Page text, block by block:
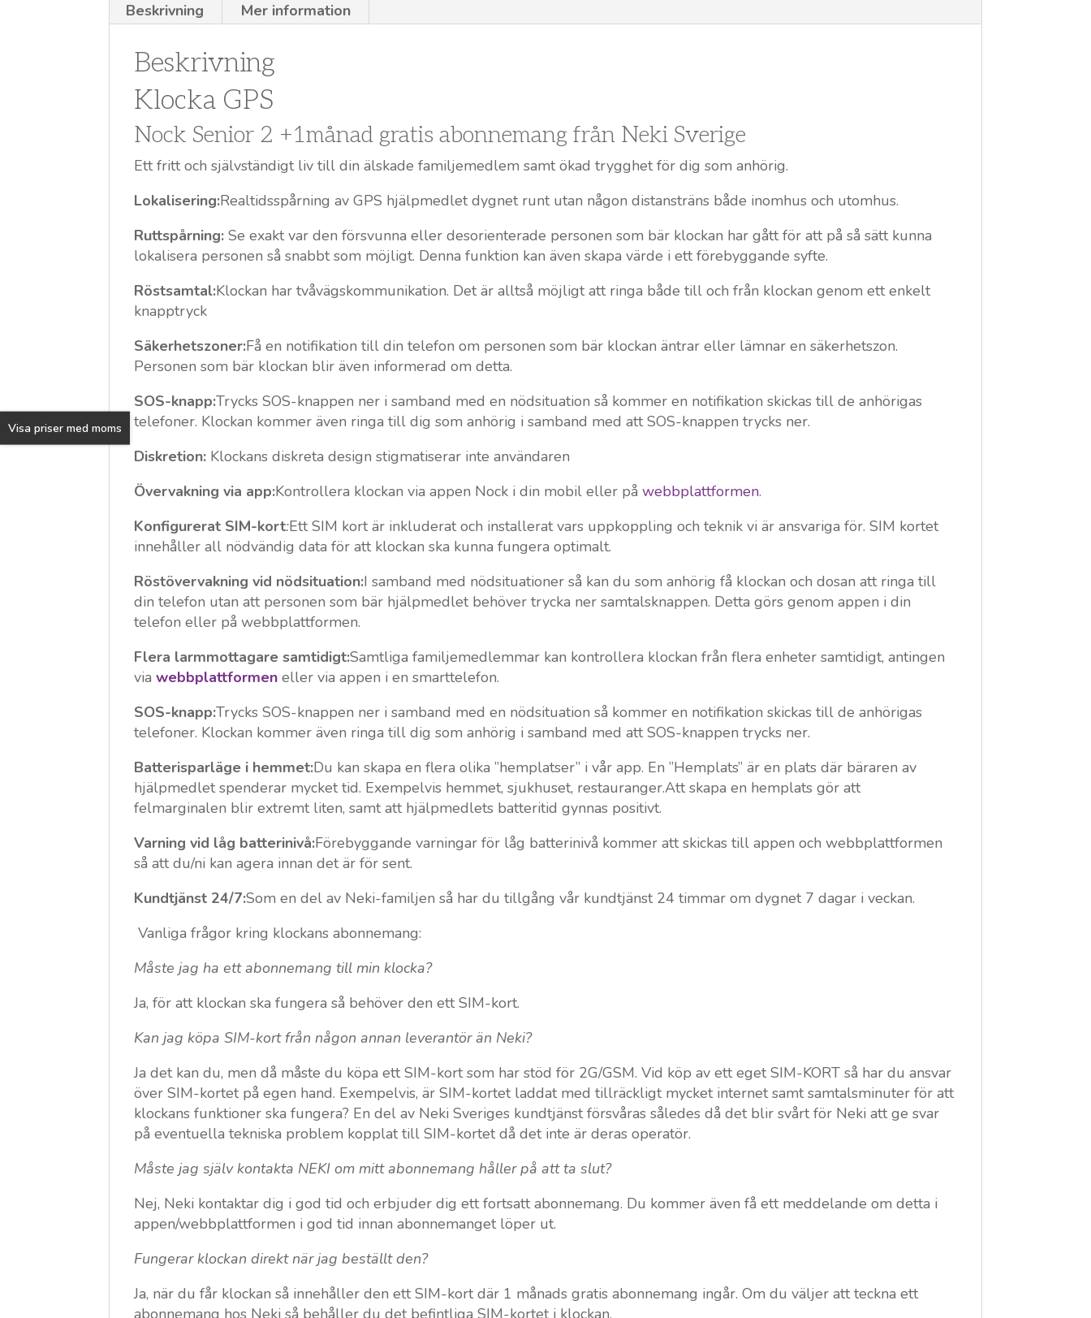
Beskrivning Mer information
Beskrivning
Klocka GPS
Nock Senior 2 +1månad gratis abonnemang från Neki Sverige
Ett fritt och självständigt liv till din älskade familjemedlem samt ökad trygghet för dig som anhörig.
Lokalisering:Realtidsspårning av GPS hjälpmedlet dygnet runt utan någon distansträns både inomhus och utomhus.
Ruttspårning:Se exakt var den försvunna eller desorienterade personen som bär klockan har gått för att på så sätt kunna
lokalisera personen så snabbt som möjligt. Denna funktion kan även skapa värde i ett förebyggande syfte.
Röstsamtal:Klockan har tvåvägskommunikation. Det är alltså möjligt att ringa både till och från klockan genom ett enkelt
knapptryck
Säkerhetszoner:Få en notifikation till din telefon om personen som bär klockan äntrar eller lämnar en säkerhetszon.
Personen som bär klockan blir även informerad om detta.
SOS-knapp:Trycks SOS-knappen ner i samband med en nödsituation så kommer en notifikation skickas till de anhörigas
telefoner. Klockan kommer även ringa till dig som anhörig i samband med att SOS-knappen trycks ner.
Diskretion: Klockans diskreta design stigmatiserar inte användaren
Övervakning via app:Kontrollera klockan via appen Nock i din mobil eller påwebbplattformen.
Konfigurerat SIM-kort:Ett SIM kort är inkluderat och installerat vars uppkoppling och teknik vi är ansvariga för. SIM kortet
innehåller all nödvändig data för att klockan ska kunna fungera optimalt.
Röstövervakning vid nödsituation:I samband med nödsituationer så kan du som anhörig få klockan och dosan att ringa till
din telefon utan att personen som bär hjälpmedlet behöver trycka ner samtalsknappen. Detta görs genom appen i din
telefon eller på webbplattformen.
Flera larmmottagare samtidigt:Samtliga familjemedlemmar kan kontrollera klockan från flera enheter samtidigt, antingen
viawebbplattformen eller via appen i en smarttelefon.
SOS-knapp:Trycks SOS-knappen ner i samband med en nödsituation så kommer en notifikation skickas till de anhörigas
telefoner. Klockan kommer även ringa till dig som anhörig i samband med att SOS-knappen trycks ner.
Batterisparläge i hemmet:Du kan skapa en flera olika ”hemplatser” i vår app. En ”Hemplats” är en plats där bäraren av
hjälpmedlet spenderar mycket tid. Exempelvis hemmet, sjukhuset, restauranger.Att skapa en hemplats gör att
felmarginalen blir extremt liten, samt att hjälpmedlets batteritid gynnas positivt.
Varning vid låg batterinivå:Förebyggande varningar för låg batterinivå kommer att skickas till appen och webbplattformen
så att du/ni kan agera innan det är för sent.
Kundtjänst 24/7:Som en del av Neki-familjen så har du tillgång vår kundtjänst 24 timmar om dygnet 7 dagar i veckan.
Vanliga frågor kring klockans abonnemang:
Måste jag ha ett abonnemang till min klocka?
Ja, för att klockan ska fungera så behöver den ett SIM-kort.
Kan jag köpa SIM-kort från någon annan leverantör än Neki?
Ja det kan du, men då måste du köpa ett SIM-kort som har stöd för 2G/GSM. Vid köp av ett eget SIM-KORT så har du ansvar
över SIM-kortet på egen hand. Exempelvis, är SIM-kortet laddat med tillräckligt mycket internet samt samtalsminuter för att
klockans funktioner ska fungera? En del av Neki Sveriges kundtjänst försvåras således då det blir svårt för Neki att ge svar
på eventuella tekniska problem kopplat till SIM-kortet då det inte är deras operatör.
Måste jag själv kontakta NEKI om mitt abonnemang håller på att ta slut?
Nej, Neki kontaktar dig i god tid och erbjuder dig ett fortsatt abonnemang. Du kommer även få ett meddelande om detta i
appen/webbplattformen i god tid innan abonnemanget löper ut.
Fungerar klockan direkt när jag beställt den?
Ja, när du får klockan så innehåller den ett SIM-kort där 1 månads gratis abonnemang ingår. Om du väljer att teckna ett
abonnemang hos Neki så behåller du det befintliga SIM-kortet i klockan.
Visa priser med moms